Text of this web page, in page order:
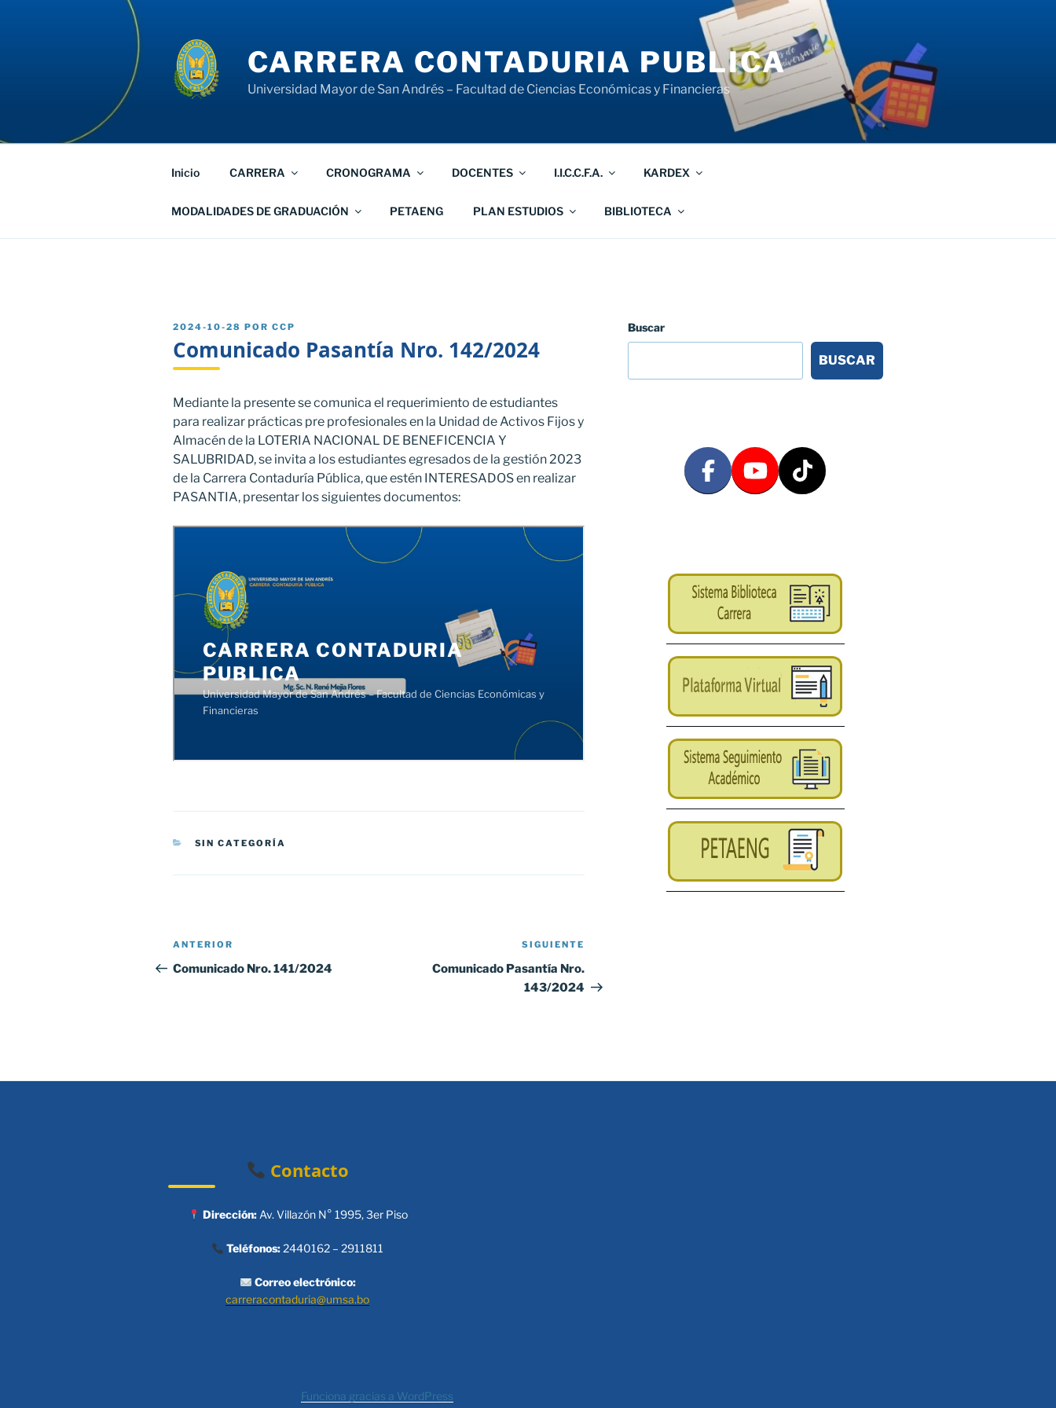
CARRERA CONTADURIA PUBLICA
Universidad Mayor de San Andrés – Facultad de Ciencias Económicas y Financieras
Inicio CARRERA CRONOGRAMA DOCENTES I.I.C.C.F.A. KARDEX
MODALIDADES DE GRADUACIÓN PETAENG PLAN ESTUDIOS BIBLIOTECA
PUBLICADO
2024-10-28 POR CCP
Comunicado Pasantía Nro. 142/2024
Mediante la presente se comunica el requerimiento de estudiantes
para realizar prácticas pre profesionales en la Unidad de Activos Fijos y
Almacén de la LOTERIA NACIONAL DE BENEFICENCIA Y
SALUBRIDAD, se invita a los estudiantes egresados de la gestión 2023
de la Carrera Contaduría Pública, que estén INTERESADOS en realizar
PASANTIA, presentar los siguientes documentos:
CATEGORÍAS
SIN CATEGORÍA
Navegación
de
Entrada
anterior:
ANTERIOR
Comunicado Nro. 141/2024
SIGUIENTE
Comunicado Pasantía Nro.
143/2024
Buscar
BUSCAR
Contacto
Dirección:Av. Villazón N° 1995, 3er Piso
Teléfonos:2440162 – 2911811
Correo electrónico:
carreracontaduria@umsa.bo
Funciona gracias a WordPress